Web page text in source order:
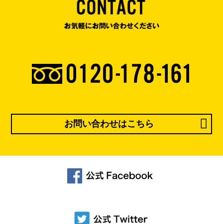
お問い合わせはこちら